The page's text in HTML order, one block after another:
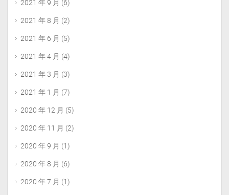
2021 年 9 月 (6)
2021 年 8 月 (2)
2021 年 6 月 (5)
2021 年 4 月 (4)
2021 年 3 月 (3)
2021 年 1 月 (7)
2020 年 12 月 (5)
2020 年 11 月 (2)
2020 年 9 月 (1)
2020 年 8 月 (6)
2020 年 7 月 (1)